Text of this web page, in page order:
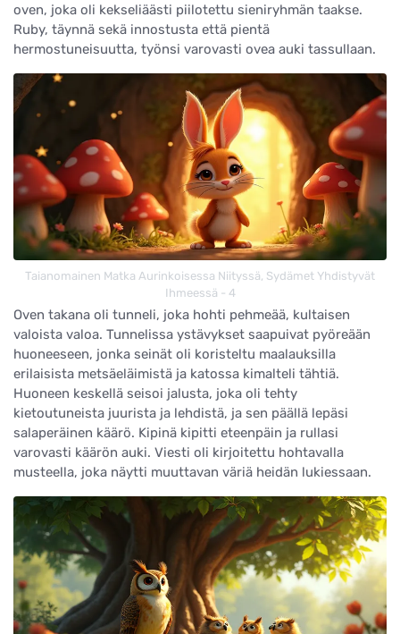
oven, joka oli kekseliäästi piilotettu sieniryhmän taakse.
Ruby, täynnä sekä innostusta että pientä
hermostuneisuutta, työnsi varovasti ovea auki tassullaan.
Taianomainen Matka Aurinkoisessa Niityssä, Sydämet Yhdistyvät
Ihmeessä - 4
Oven takana oli tunneli, joka hohti pehmeää, kultaisen
valoista valoa. Tunnelissa ystävykset saapuivat pyöreään
huoneeseen, jonka seinät oli koristeltu maalauksilla
erilaisista metsäeläimistä ja katossa kimalteli tähtiä.
Huoneen keskellä seisoi jalusta, joka oli tehty
kietoutuneista juurista ja lehdistä, ja sen päällä lepäsi
salaperäinen käärö. Kipinä kipitti eteenpäin ja rullasi
varovasti käärön auki. Viesti oli kirjoitettu hohtavalla
musteella, joka näytti muuttavan väriä heidän lukiessaan.